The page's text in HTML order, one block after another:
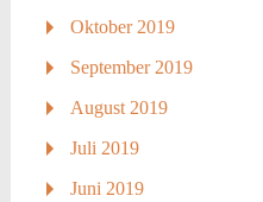
Oktober 2019
September 2019
August 2019
Juli 2019
Juni 2019